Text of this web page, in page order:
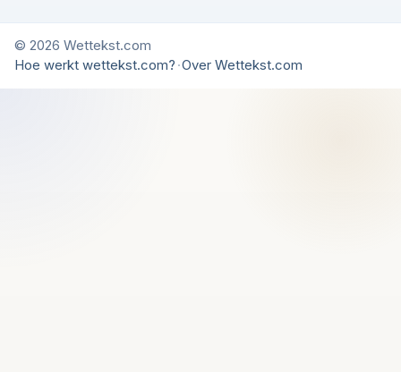
© 2026 Wettekst.com
Hoe werkt wettekst.com? ·Over Wettekst.com